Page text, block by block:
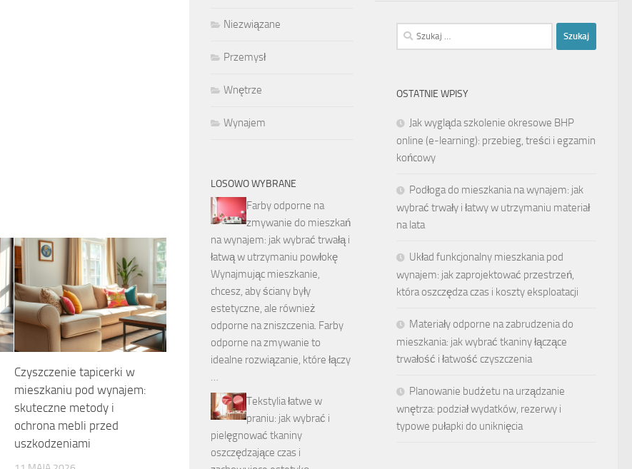
Czyszczenie tapicerki w
mieszkaniu pod wynajem:
skuteczne metody i
ochrona mebli przed
uszkodzeniami
Szukaj:
OSTATNIE WPISY
Jak wygląda szkolenie okresowe BHP
online (e-learning): przebieg, treści i egzamin
końcowy
Podłoga do mieszkania na wynajem: jak
wybrać trwały i łatwy w utrzymaniu materiał
na lata
Układ funkcjonalny mieszkania pod
wynajem: jak zaprojektować przestrzeń,
która oszczędza czas i koszty eksploatacji
Materiały odporne na zabrudzenia do
mieszkania: jak wybrać tkaniny łączące
trwałość i łatwość czyszczenia
Planowanie budżetu na urządzanie
wnętrza: podział wydatków, rezerwy i
typowe pułapki do uniknięcia
Niezwiązane
Przemysł
Wnętrze
Wynajem
LOSOWO WYBRANE
Farby odporne na
zmywanie do mieszkań
na wynajem: jak wybrać trwałą i
łatwą w utrzymaniu powłokę
Wynajmując mieszkanie,
chcesz, aby ściany były
estetyczne, ale również
odporne na zniszczenia. Farby
odporne na zmywanie to
idealne rozwiązanie, które łączy
…
Tekstylia łatwe w
praniu: jak wybrać i
pielęgnować tkaniny
oszczędzające czas i